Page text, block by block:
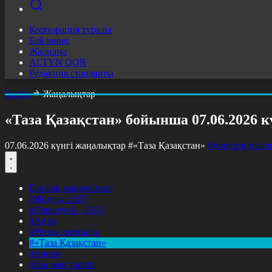
Корпорация туралы
Байланыс
Жарнама
ALTYN QOR
Редакция стандарты
Басты
Жаңалықтар
«Таза Қазақстан» бойынша 07.06.2026
07.06.2026 күнгі жаңалықтар #«Таза Қазақстан» Фильтрді
Барлық жаңалықтар
#Жолдау 2025
#Құрылтай - 2026
#Апта
#Ресми оқиғалар
#«Таза Қазақстан»
#Қоғам
#Заң мен тәртіп